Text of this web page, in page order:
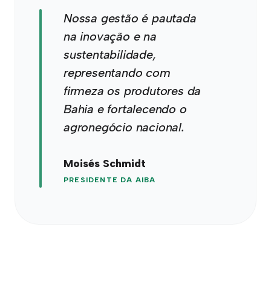
Nossa gestão é pautada
na inovação e na
sustentabilidade,
representando com
firmeza os produtores da
Bahia e fortalecendo o
agronegócio nacional.
Moisés Schmidt
PRESIDENTE DA AIBA